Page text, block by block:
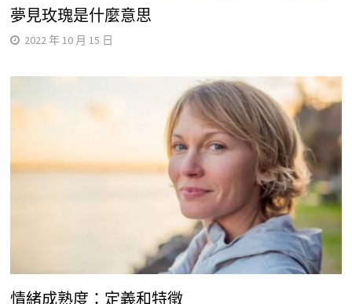
夢見玫瑰是什麼意思
2022 年 10 月 15 日
情緒成熟度：定義和特徵